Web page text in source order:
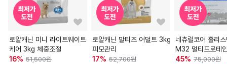
로얄캐닌 미니 라이트웨이트
케어 3kg 체중조절
16% 51,500원
로얄캐닌 말티즈 어덜트 3kg
피모관리
17% 52,700원
네츄럴코어 홀리
M32 멀티프로테
45% 75,000원